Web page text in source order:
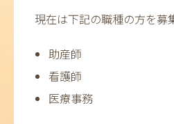
現在は下記の職種の方を募
助産師
看護師
医療事務